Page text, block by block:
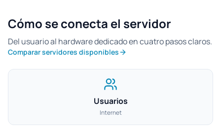
Cómo se conecta el servidor
Del usuario al hardware dedicado en cuatro pasos claros.
Comparar servidores disponibles
Usuarios
Internet